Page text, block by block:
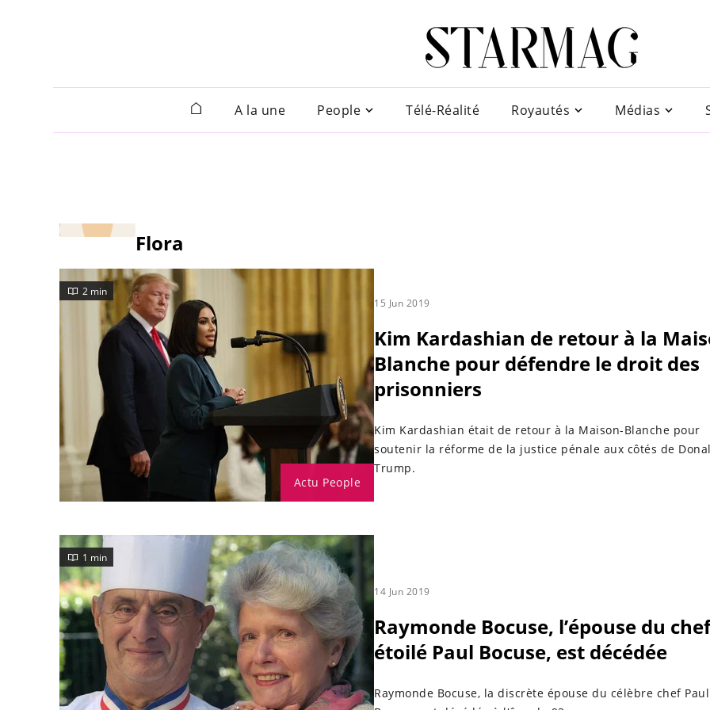
A la une People Télé-Réalité Royautés Médias
Flora
Actu People
2 min
15 Jun 2019
Kim Kardashian de retour à la
Blanche pour défendre le droit des
prisonniers
Kim Kardashian était de retour à la Maison-Blanche pour
soutenir la réforme de la justice pénale aux côtés de
Trump.
1 min
14 Jun 2019
Raymonde Bocuse, l’épouse du chef
étoilé Paul Bocuse, est décédée
Raymonde Bocuse, la discrète épouse du célèbre chef Paul